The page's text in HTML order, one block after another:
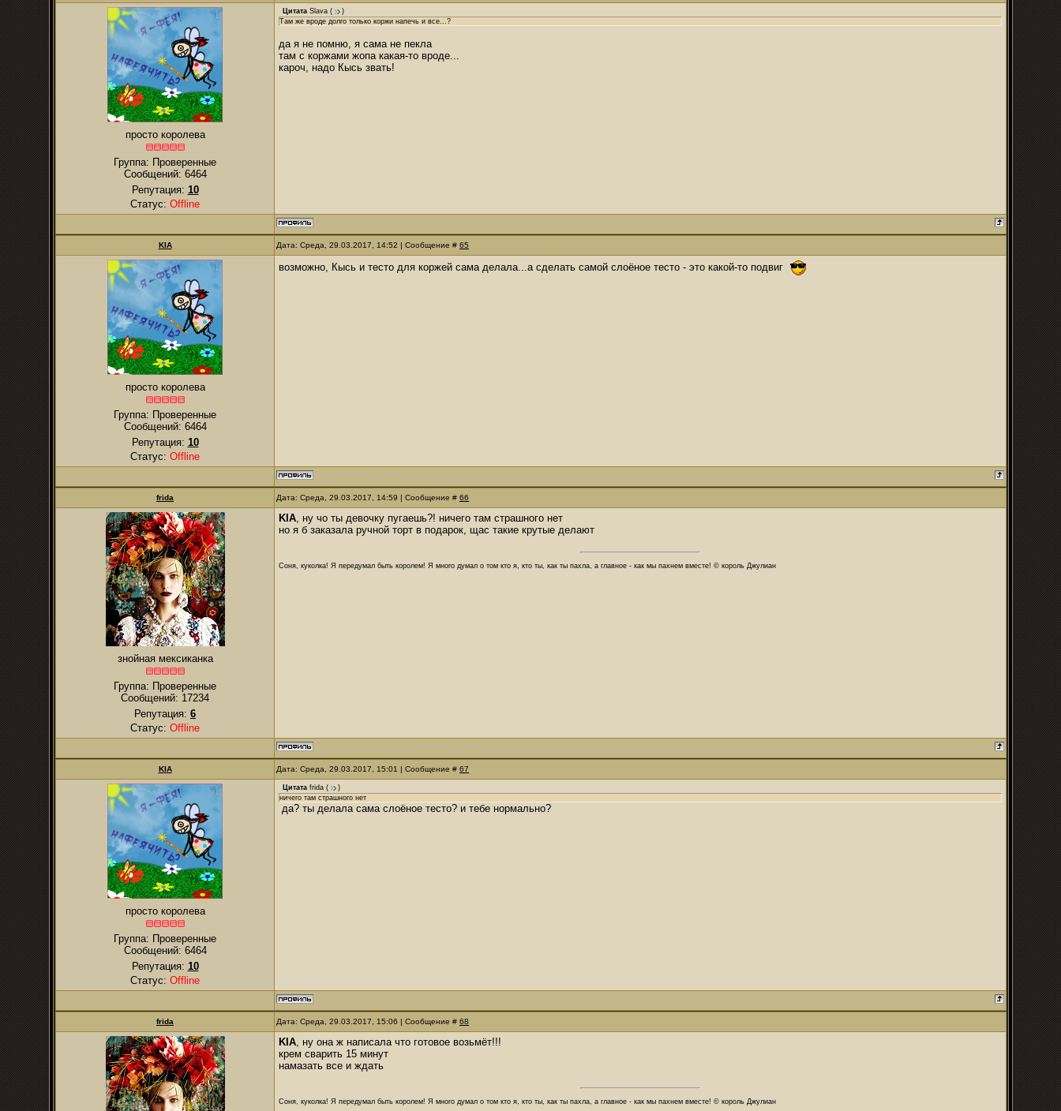
просто королева
Группа: Проверенные
Сообщений: 6464
Репутация: 10
Статус: Offline
Цитата Slava (
)
Там же вроде долго только коржи напечь и все...?
да я не помню, я сама не пекла
там с коржами жопа какая-то вроде...
кароч, надо Кысь звать!
KIA Дата: Среда, 29.03.2017, 14:52 | Сообщение # 65
просто королева
Группа: Проверенные
Сообщений: 6464
Репутация: 10
Статус: Offline
возможно, Кысь и тесто для коржей сама делала...а сделать самой слоёное тесто - это какой-то подвиг
frida Дата: Среда, 29.03.2017, 14:59 | Сообщение # 66
знойная мексиканка
Группа: Проверенные
Сообщений: 17234
Репутация: 6
Статус: Offline
KIA, ну чо ты девочку пугаешь?! ничего там страшного нет
но я б заказала ручной торт в подарок, щас такие крутые делают
Соня, куколка! Я передумал быть королем! Я много думал о том кто я, кто ты, как ты пахла, а главное - как мы пахнем вместе! © король Джулиан
KIA Дата: Среда, 29.03.2017, 15:01 | Сообщение # 67
просто королева
Группа: Проверенные
Сообщений: 6464
Репутация: 10
Статус: Offline
Цитата frida (
)
ничего там страшного нет
да? ты делала сама слоёное тесто? и тебе нормально?
frida Дата: Среда, 29.03.2017, 15:06 | Сообщение # 68
KIA, ну она ж написала что готовое возьмёт!!!
крем сварить 15 минут
намазать все и ждать
Соня, куколка! Я передумал быть королем! Я много думал о том кто я, кто ты, как ты пахла, а главное - как мы пахнем вместе! © король Джулиан